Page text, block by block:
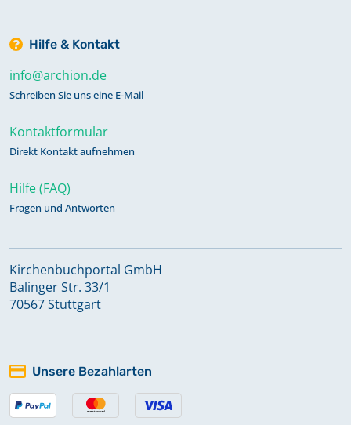
Hilfe & Kontakt
info@archion.de
Schreiben Sie uns eine E-Mail
Kontaktformular
Direkt Kontakt aufnehmen
Hilfe (FAQ)
Fragen und Antworten
Kirchenbuchportal GmbH
Balinger Str. 33/1
70567 Stuttgart
Unsere Bezahlarten